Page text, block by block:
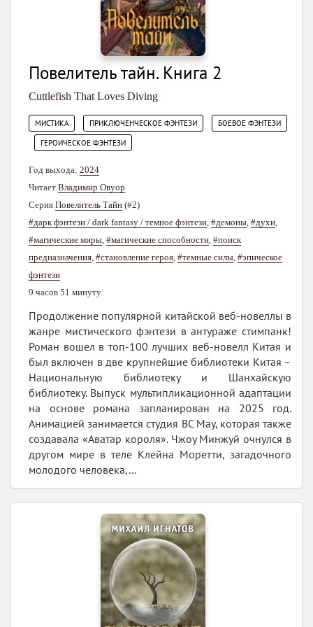
Повелитель тайн. Книга 2
Cuttlefish That Loves Diving
МИСТИКА ПРИКЛЮЧЕНЧЕСКОЕ ФЭНТЕЗИ БОЕВОЕ ФЭНТЕЗИ
ГЕРОИЧЕСКОЕ ФЭНТЕЗИ
Год выхода: 2024
Читает Владимир Овуор
Серия Повелитель Тайн (#2)
#дарк фэнтези / dark fantasy / темное фэнтези #демоны #духи
#магические миры #магические способности #поиск
предназначения #становление героя #темные силы #эпическое
фэнтези
9 часов 51 минуту
Продолжение популярной китайской веб-новеллы в
жанре мистического фэнтези в антураже стимпанк!
Роман вошел в топ-100 лучших веб-новелл Китая и
был включен в две крупнейшие библиотеки Китая –
Национальную библиотеку и Шанхайскую
библиотеку. Выпуск мультипликационной адаптации
на основе романа запланирован на 2025 год.
Анимацией занимается студия BC May, которая также
создавала «Аватар короля». Чжоу Минжуй очнулся в
другом мире в теле Клейна Моретти, загадочного
молодого человека,...